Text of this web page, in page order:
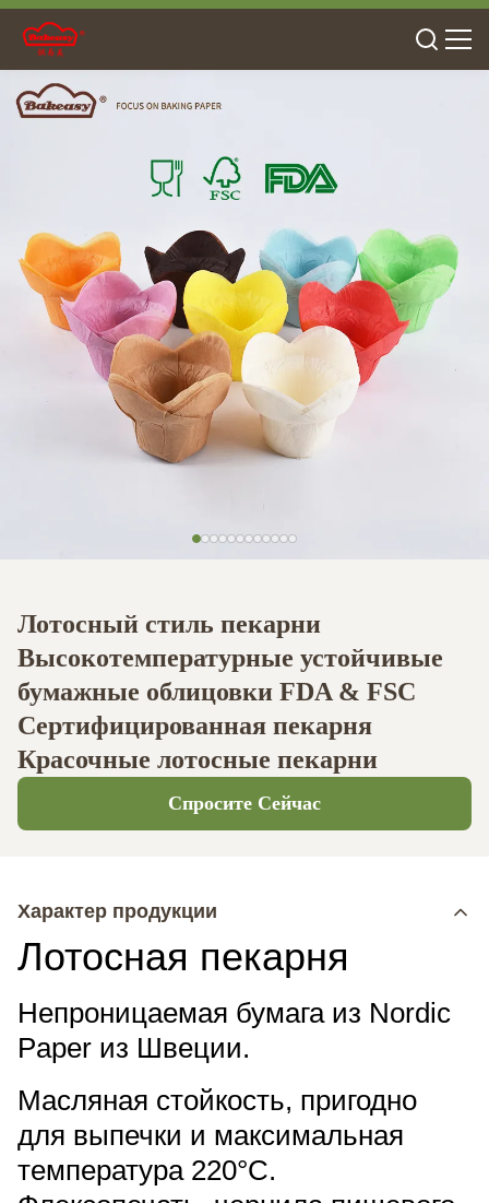
Лотосный стиль пекарни
Высокотемпературные устойчивые
бумажные облицовки FDA & FSC
Сертифицированная пекарня
Красочные лотосные пекарни
Спросите Сейчас
Характер продукции
Лотосная пекарня
Непроницаемая бумага из Nordic
Paper из Швеции.
Масляная стойкость, пригодно
для выпечки и максимальная
температура 220°C.